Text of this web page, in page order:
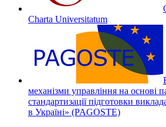
Charta Universitatum
механізми управління на основі
стандартизації підготовки
в Україні» (PAGOSTE)